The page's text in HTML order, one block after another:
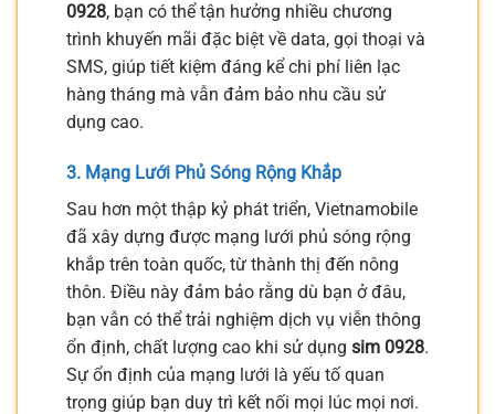
0928, bạn có thể tận hưởng nhiều chương
trình khuyến mãi đặc biệt về data, gọi thoại và
SMS, giúp tiết kiệm đáng kể chi phí liên lạc
hàng tháng mà vẫn đảm bảo nhu cầu sử
dụng cao.
3. Mạng Lưới Phủ Sóng Rộng Khắp
Sau hơn một thập kỷ phát triển, Vietnamobile
đã xây dựng được mạng lưới phủ sóng rộng
khắp trên toàn quốc, từ thành thị đến nông
thôn. Điều này đảm bảo rằng dù bạn ở đâu,
bạn vẫn có thể trải nghiệm dịch vụ viễn thông
ổn định, chất lượng cao khi sử dụng sim 0928.
Sự ổn định của mạng lưới là yếu tố quan
trọng giúp bạn duy trì kết nối mọi lúc mọi nơi.